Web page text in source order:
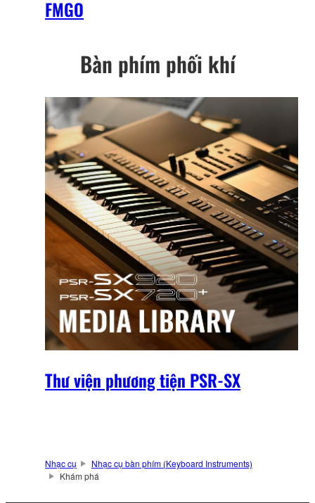
FMGO
Bàn phím phối khí
Thư viện phương tiện PSR-SX
Nhạc cụ
Nhạc cụ bàn phím (Keyboard Instruments)
Khám phá